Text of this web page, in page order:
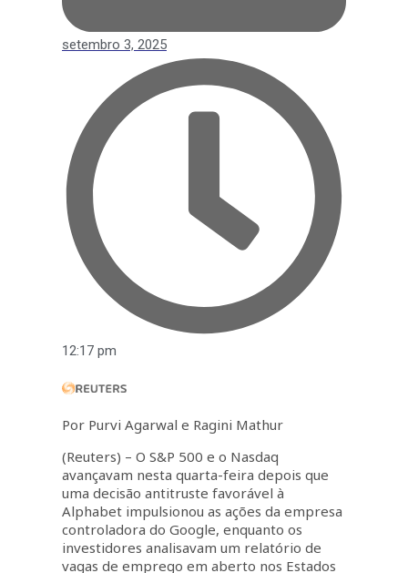
setembro 3, 2025
12:17 pm
Por Purvi Agarwal e Ragini Mathur
(Reuters) – O S&P 500 e o Nasdaq
avançavam nesta quarta-feira depois que
uma decisão antitruste favorável à
Alphabet impulsionou as ações da empresa
controladora do Google, enquanto os
investidores analisavam um relatório de
vagas de emprego em aberto nos Estados